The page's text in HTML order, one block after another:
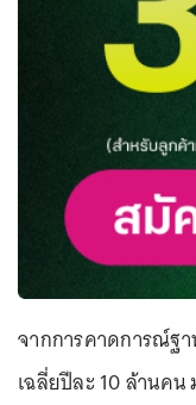
จากการคาดการณ์ฐ
เฉลี่ยปีละ 10 ล้านคน